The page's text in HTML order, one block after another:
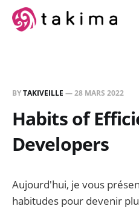
BYTAKIVEILLE —28 MARS 2022
Habits of
Developers
Aujourd'hui, je vous
habitudes pour devenir